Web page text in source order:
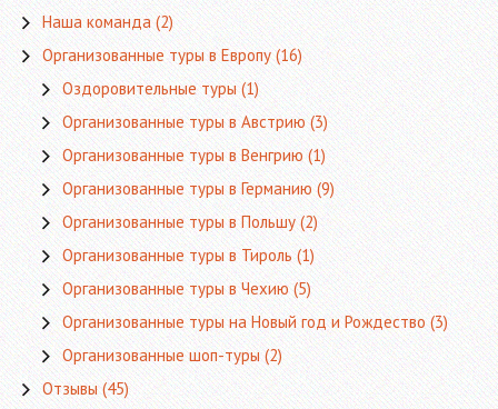
Наша команда(2)
Организованные туры в Европу(16)
Оздоровительные туры(1)
Организованные туры в Австрию(3)
Организованные туры в Венгрию(1)
Организованные туры в Германию(9)
Организованные туры в Польшу(2)
Организованные туры в Тироль(1)
Организованные туры в Чехию(5)
Организованные туры на Новый год и Рождество(3)
Организованные шоп-туры(2)
Отзывы(45)